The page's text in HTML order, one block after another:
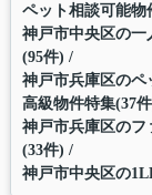
ペット相談可能物
神戸市中央区の一
(95件)
神戸市兵庫区のペ
高級物件特集(37
神戸市兵庫区のフ
(33件)
神戸市中央区の